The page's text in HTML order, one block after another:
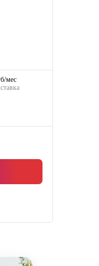
мес